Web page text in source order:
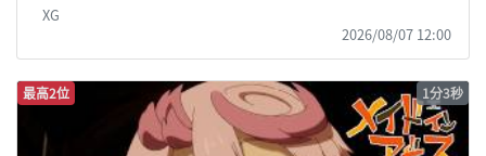
XG
2026/08/07 12:00
最高2位 1分3秒